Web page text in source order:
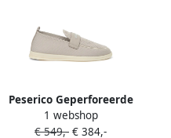
Peserico Geperforeerde
loafers Beige
1 webshop
€ 549,- € 384,-